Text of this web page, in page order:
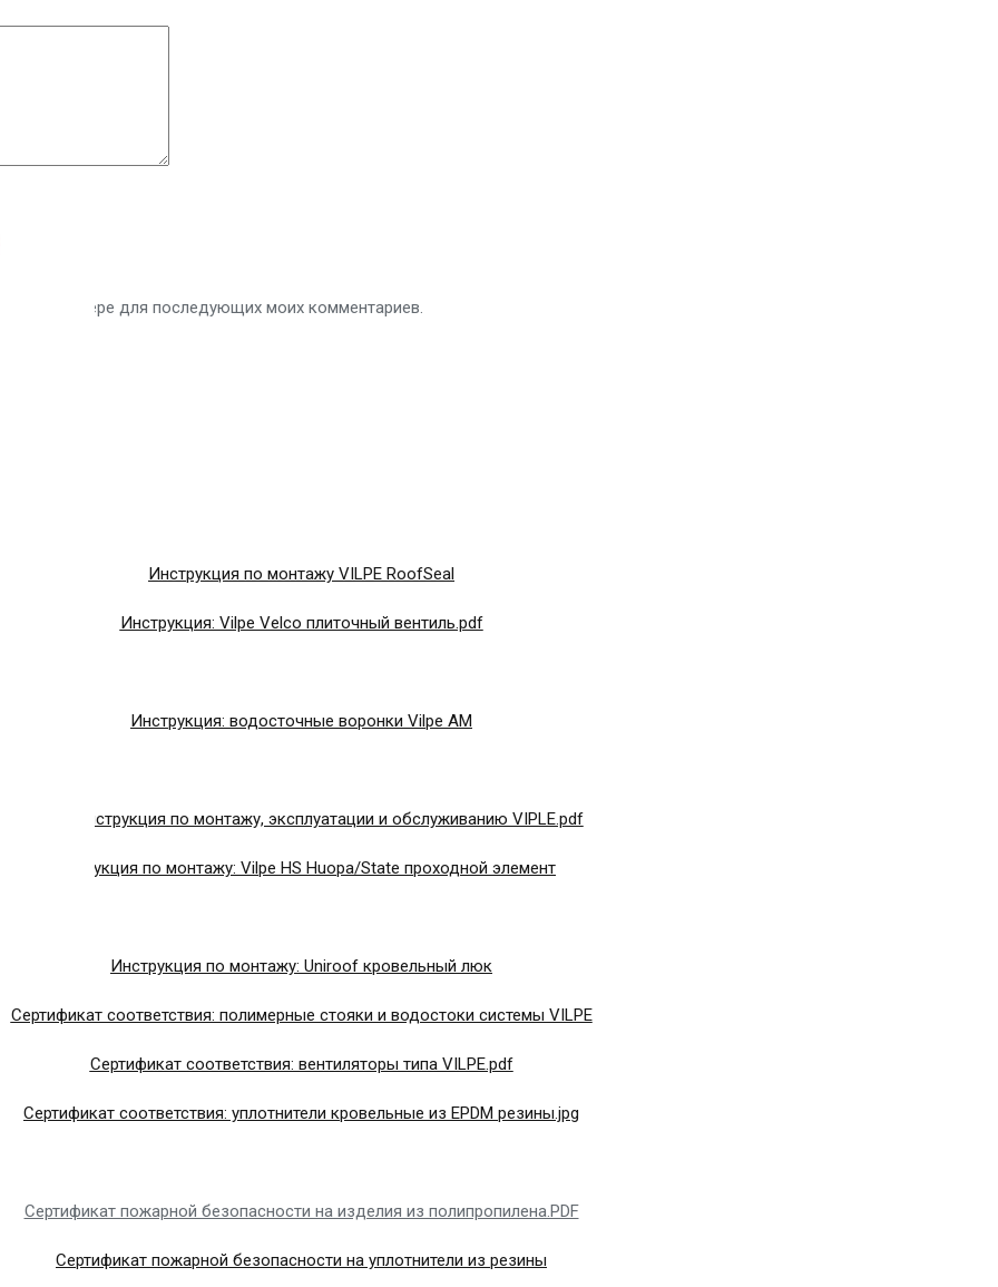
этом браузере для последующих моих комментариев.
Инструкция по монтажу VILPE RoofSeal
Инструкция: Vilpe Velco плиточный вентиль.pdf
Инструкция: водосточные воронки Vilpe AM
Общая инструкция по монтажу, эксплуатации и обслуживанию VIPLE.pdf
Инструкция по монтажу: Vilpe HS Huopa/State проходной элемент
Инструкция по монтажу: Uniroof кровельный люк
Сертификат соответствия: полимерные стояки и водостоки системы VILPE
Сертификат соответствия: вентиляторы типа VILPE.pdf
Сертификат соответствия: уплотнители кровельные из EPDM резины.jpg
Сертификат пожарной безопасности на изделия из полипропилена.PDF
Сертификат пожарной безопасности на уплотнители из резины